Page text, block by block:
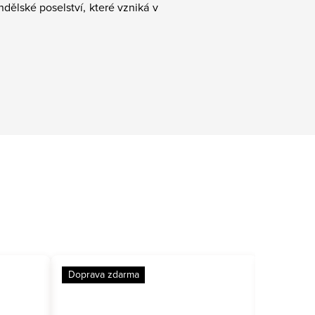
poselství, které vzniká v
Doprava zdarma